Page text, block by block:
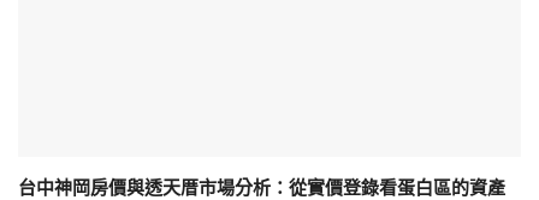
台中神岡房價與透天厝市場分析：從實價登錄看蛋白區的資產